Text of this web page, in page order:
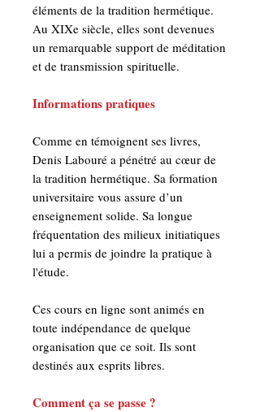
éléments de la tradition hermétique.
Au XIXe siècle, elles sont devenues
un remarquable support de méditation
et de transmission spirituelle.
Informations pratiques
Comme en témoignent ses livres,
Denis Labouré a pénétré au cœur de
la tradition hermétique. Sa formation
universitaire vous assure d’un
enseignement solide. Sa longue
fréquentation des milieux initiatiques
lui a permis de joindre la pratique à
l'étude.
Ces cours en ligne sont animés en
toute indépendance de quelque
organisation que ce soit. Ils sont
destinés aux esprits libres.
Comment ça se passe ?